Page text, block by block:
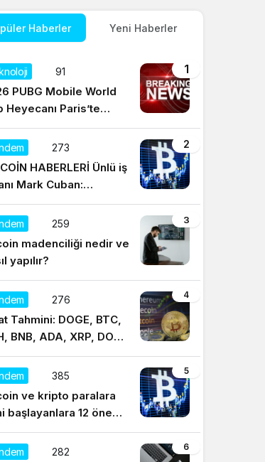
Haberler Yeni Haberler
1
91
PUBG Mobile World
Heyecanı Paris’te
2
273
HABERLERİ Ünlü iş
Mark Cuban:
yüzde 95’i
ile
3
259
madenciliği nedir ve
yapılır?
4
276
Tahmini: DOGE, BTC,
BNB, ADA, XRP, DOT,
SOL, LTC
5
385
ve kripto paralara
başlayanlara 12 önemli
6
282